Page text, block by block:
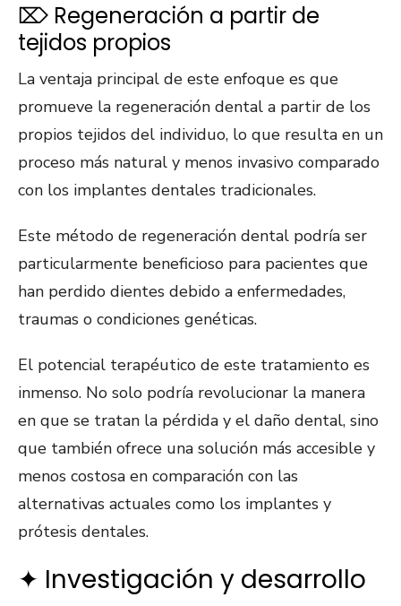
⌦ Regeneración a partir de
tejidos propios
La ventaja principal de este enfoque es que
promueve la regeneración dental a partir de los
propios tejidos del individuo, lo que resulta en un
proceso más natural y menos invasivo comparado
con los implantes dentales tradicionales.
Este método de regeneración dental podría ser
particularmente beneficioso para pacientes que
han perdido dientes debido a enfermedades,
traumas o condiciones genéticas.
El potencial terapéutico de este tratamiento es
inmenso. No solo podría revolucionar la manera
en que se tratan la pérdida y el daño dental, sino
que también ofrece una solución más accesible y
menos costosa en comparación con las
alternativas actuales como los implantes y
prótesis dentales.
✦ Investigación y desarrollo